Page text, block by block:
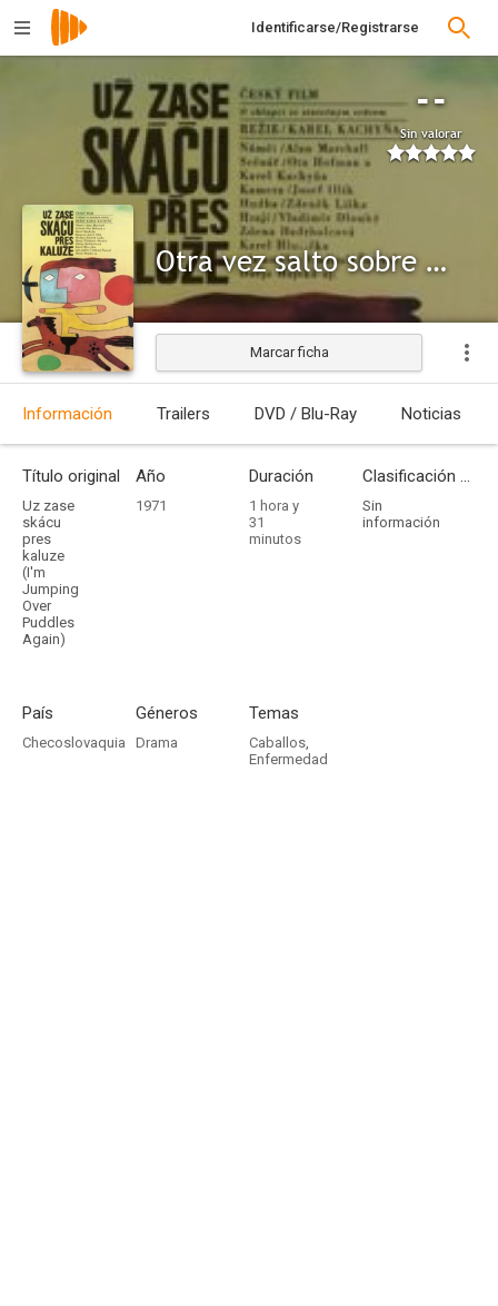
Identificarse/Registrarse
--
Sin valorar
Otra vez salto sobre los charcos
Marcar ficha
Información Trailers DVD / Blu-Ray Noticias
Título original
Uz zase
skácu
pres
kaluze
(I'm
Jumping
Over
Puddles
Again)
Año
1971
Duración
1 hora y
31
minutos
Clasificación por edades
Sin
información
País
Checoslovaquia
Géneros
Drama
Temas
Caballos,
Enfermedad